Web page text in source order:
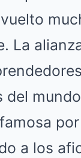
La
del
a los